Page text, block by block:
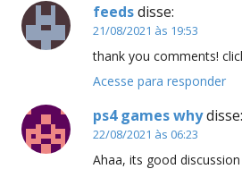
feedsdisse:
21/08/2021 às 19:53
thank you comments!
Acesse para responder
ps4 games whydisse:
22/08/2021 às 06:23
Ahaa, its good